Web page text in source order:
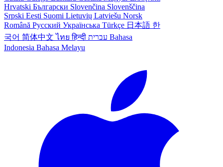
Hrvatski Български Slovenčina Slovenščina
Srpski Eesti Suomi Lietuvių Latviešu Norsk
Română Русский Українська Türkçe 日本語 한
국어 简体中文ไทยहिन्दी
Bahasa
Indonesia Bahasa Melayu